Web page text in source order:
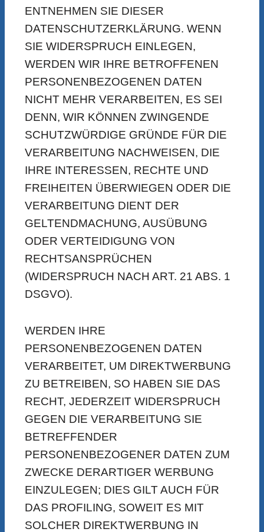
ENTNEHMEN SIE DIESER
DATENSCHUTZERKLÄRUNG. WENN
SIE WIDERSPRUCH EINLEGEN,
WERDEN WIR IHRE BETROFFENEN
PERSONENBEZOGENEN DATEN
NICHT MEHR VERARBEITEN, ES SEI
DENN, WIR KÖNNEN ZWINGENDE
SCHUTZWÜRDIGE GRÜNDE FÜR DIE
VERARBEITUNG NACHWEISEN, DIE
IHRE INTERESSEN, RECHTE UND
FREIHEITEN ÜBERWIEGEN ODER DIE
VERARBEITUNG DIENT DER
GELTENDMACHUNG, AUSÜBUNG
ODER VERTEIDIGUNG VON
RECHTSANSPRÜCHEN
(WIDERSPRUCH NACH ART. 21 ABS. 1
DSGVO).
WERDEN IHRE
PERSONENBEZOGENEN DATEN
VERARBEITET, UM DIREKTWERBUNG
ZU BETREIBEN, SO HABEN SIE DAS
RECHT, JEDERZEIT WIDERSPRUCH
GEGEN DIE VERARBEITUNG SIE
BETREFFENDER
PERSONENBEZOGENER DATEN ZUM
ZWECKE DERARTIGER WERBUNG
EINZULEGEN; DIES GILT AUCH FÜR
DAS PROFILING, SOWEIT ES MIT
SOLCHER DIREKTWERBUNG IN